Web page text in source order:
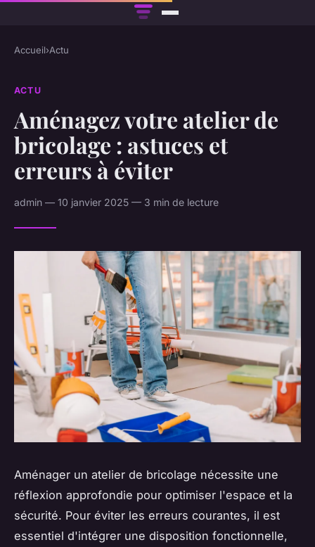
Accueil›Actu
ACTU
Aménagez votre atelier de
bricolage : astuces et
erreurs à éviter
admin — 10 janvier 2025 — 3 min de lecture
Aménager un atelier de bricolage nécessite une
réflexion approfondie pour optimiser l'espace et la
sécurité. Pour éviter les erreurs courantes, il est
essentiel d'intégrer une disposition fonctionnelle,